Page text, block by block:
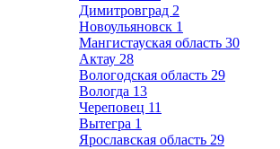
Димитровград 2
Новоульяновск 1
Мангистауская область 30
Актау 28
Вологодская область 29
Вологда 13
Череповец 11
Вытегра 1
Ярославская область 29